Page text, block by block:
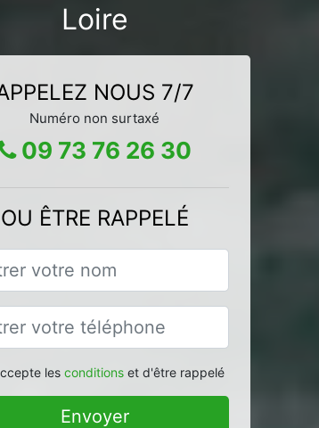
Loire
NOUS 7/7
Numéro non surtaxé
09 73 76 26 30
OU ÊTRE RAPPELÉ
les conditionset d'être rappelé
Envoyer